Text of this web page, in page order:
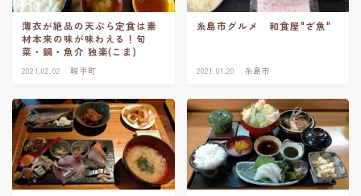
薄衣が絶品の天ぷら定食は素
材本来の味が味わえる！旬
菜・鍋・魚介 独楽(こま)
2021.02.02 鞍手町
糸島市グルメ 和食屋"ざ魚"
2021.01.20 糸島市